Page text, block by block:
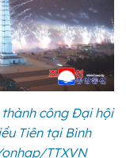
công Đại hội
Tiên tại Bình
TTXVN